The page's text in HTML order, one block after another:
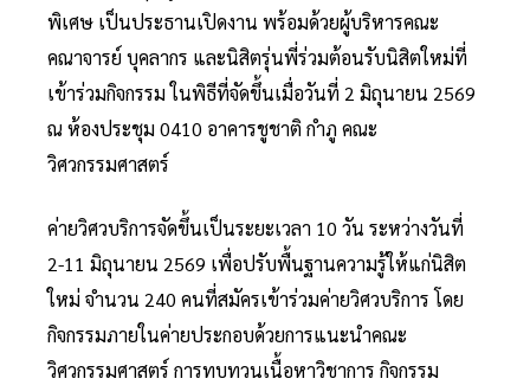
พิเศษ เป็นประธานเปิดงาน พร้อมด้วยผู้บริหารคณะ
คณาจารย์ บุคลากร และนิสิตรุ่นพี่ร่วมต้อนรับนิสิตใหม่ที่
เข้าร่วมกิจกรรม ในพิธีที่จัดขึ้นเมื่อวันที่ 2 มิถุนายน 2569
ณ ห้องประชุม 0410 อาคารชูชาติ กำภู คณะ
วิศวกรรมศาสตร์
ค่ายวิศวบริการจัดขึ้นเป็นระยะเวลา 10 วัน ระหว่างวันที่
2-11 มิถุนายน 2569 เพื่อปรับพื้นฐานความรู้ให้แก่นิสิต
ใหม่ จำนวน 240 คนที่สมัครเข้าร่วมค่ายวิศวบริการ โดย
กิจกรรมภายในค่ายประกอบด้วยการแนะนำคณะ
วิศวกรรมศาสตร์ การทบทวนเนื้อหาวิชาการ กิจกรรม